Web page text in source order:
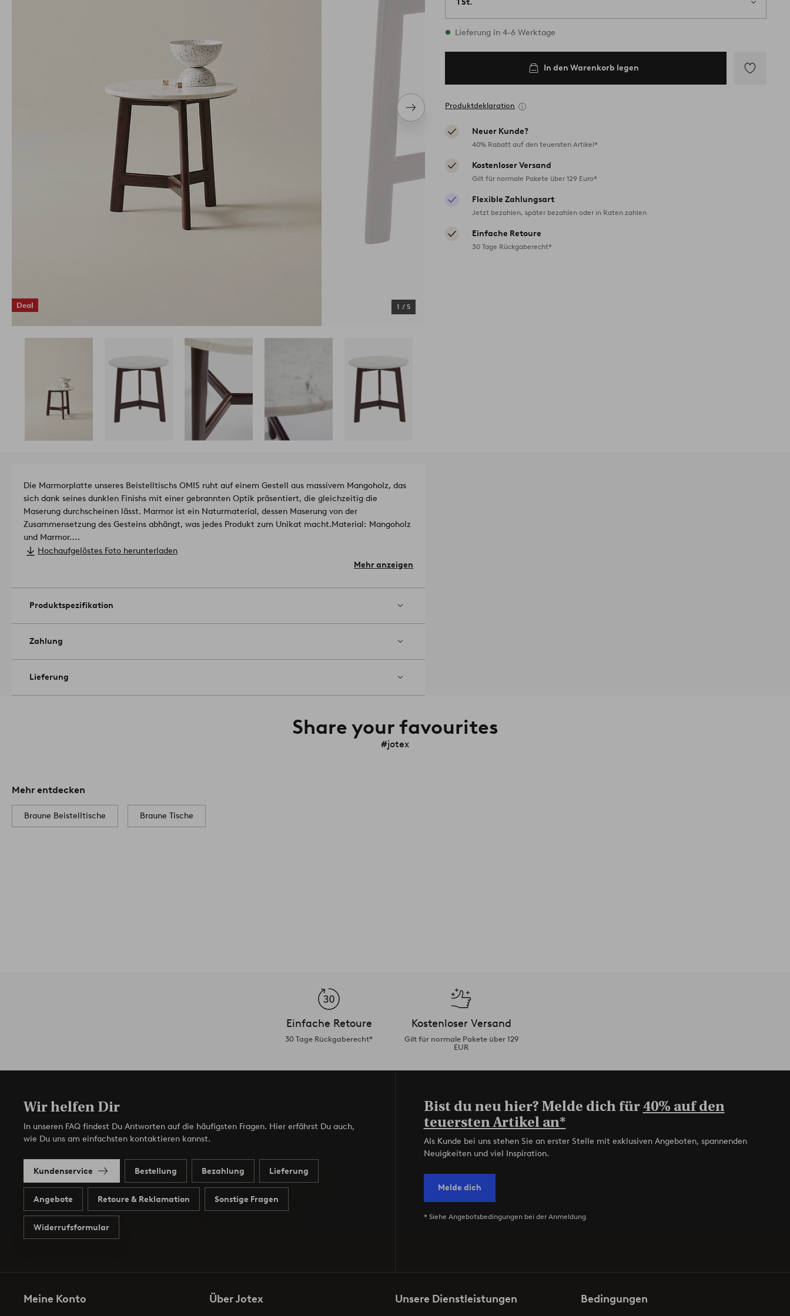
Nächstes
Produkt
Deal 1 / 5
1 St.
Vorrätig
Lieferung in 4-6 Werktage
In den Warenkorb legen
Produktdeklaration
Neuer Kunde?
40% Rabatt auf den teuersten Artikel*
Kostenloser Versand
Gilt für normale Pakete über 129 Euro*
Flexible Zahlungsart
Jetzt bezahlen, später bezahlen oder in Raten zahlen
Einfache Retoure
30 Tage Rückgaberecht*
Die Marmorplatte unseres Beistelltischs OMIS ruht auf einem Gestell aus massivem Mangoholz, das
sich dank seines dunklen Finishs mit einer gebrannten Optik präsentiert, die gleichzeitig die
Maserung durchscheinen lässt. Marmor ist ein Naturmaterial, dessen Maserung von der
Zusammensetzung des Gesteins abhängt, was jedes Produkt zum Unikat macht.Material: Mangoholz
und Marmor.
Größe: Höhe 50 cm, Tischplatte Ø 50 cm.
wie Wein, Essig, Saft von Zitrusfrüchten usw. vermeiden. Der beste Schutz ist die regelmäßige Pflege
mit Spezialöl.
Hochaufgelöstes Foto herunterladen
Mehr anzeigen
Produktspezifikation
Zahlung
Lieferung
Share your favourites
#jotex
Mehr entdecken
Braune Beistelltische Braune Tische
Einfache Retoure
30 Tage Rückgaberecht*
Kostenloser Versand
Gilt für normale Pakete über 129
EUR
Wir helfen Dir
In unseren FAQ findest Du Antworten auf die häufigsten Fragen. Hier erfährst Du auch,
wie Du uns am einfachsten kontaktieren kannst.
Kundenservice Bestellung Bezahlung Lieferung
Angebote Retoure & Reklamation Sonstige Fragen
Widerrufsformular
Bist du neu hier? Melde dich für40% auf den
teuersten Artikel an*
Als Kunde bei uns stehen Sie an erster Stelle mit exklusiven Angeboten, spannenden
Neuigkeiten und viel Inspiration.
Melde dich
* Siehe Angebotsbedingungen bei der Anmeldung
Meine Konto Über Jotex Unsere Dienstleistungen Bedingungen